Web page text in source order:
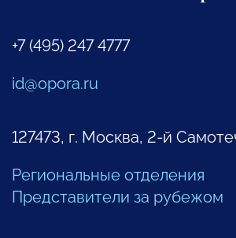
+7 (495) 247 4777
id@opora.ru
127473, г. Москва, 2-й
Региональные отделения
Представители за рубежом